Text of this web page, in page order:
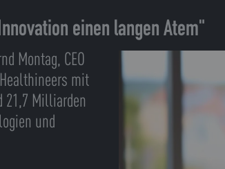
einen langen Atem"
Montag, CEO
mit
21,7 Milliarden
und